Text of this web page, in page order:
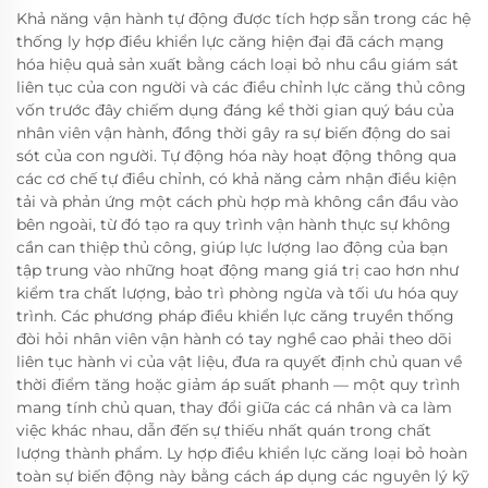
Khả năng vận hành tự động được tích hợp sẵn trong các hệ
thống ly hợp điều khiển lực căng hiện đại đã cách mạng
hóa hiệu quả sản xuất bằng cách loại bỏ nhu cầu giám sát
liên tục của con người và các điều chỉnh lực căng thủ công
vốn trước đây chiếm dụng đáng kể thời gian quý báu của
nhân viên vận hành, đồng thời gây ra sự biến động do sai
sót của con người. Tự động hóa này hoạt động thông qua
các cơ chế tự điều chỉnh, có khả năng cảm nhận điều kiện
tải và phản ứng một cách phù hợp mà không cần đầu vào
bên ngoài, từ đó tạo ra quy trình vận hành thực sự không
cần can thiệp thủ công, giúp lực lượng lao động của bạn
tập trung vào những hoạt động mang giá trị cao hơn như
kiểm tra chất lượng, bảo trì phòng ngừa và tối ưu hóa quy
trình. Các phương pháp điều khiển lực căng truyền thống
đòi hỏi nhân viên vận hành có tay nghề cao phải theo dõi
liên tục hành vi của vật liệu, đưa ra quyết định chủ quan về
thời điểm tăng hoặc giảm áp suất phanh — một quy trình
mang tính chủ quan, thay đổi giữa các cá nhân và ca làm
việc khác nhau, dẫn đến sự thiếu nhất quán trong chất
lượng thành phẩm. Ly hợp điều khiển lực căng loại bỏ hoàn
toàn sự biến động này bằng cách áp dụng các nguyên lý kỹ